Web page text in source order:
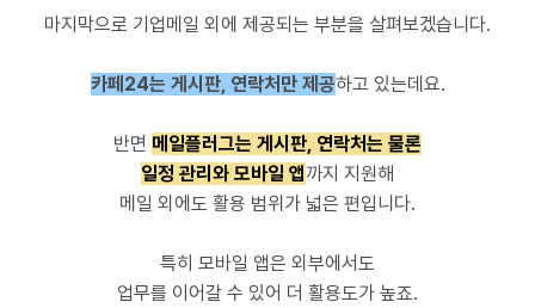
마지막으로 기업메일 외에 제공되는 부분을 살펴보겠습니다.
카페24는 게시판, 연락처만 제공하고 있는데요.
반면 메일플러그는 게시판, 연락처는 물론
일정 관리와 모바일 앱까지 지원해
메일 외에도 활용 범위가 넓은 편입니다.
특히 모바일 앱은 외부에서도
업무를 이어갈 수 있어 더 활용도가 높죠.